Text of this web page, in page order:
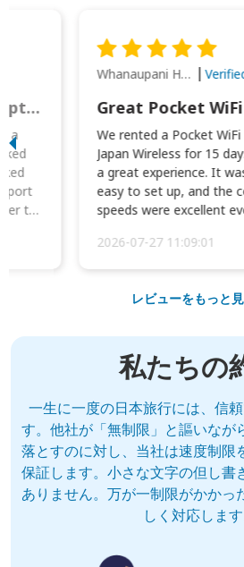
This was wonderful option to a family of four. Everything worked smoothly.
a
to
Whanaupani Henry Joseph Macown
We rented a Pocket
Japan Wireless for 15
a great experience. It
easy to set up, and the
speeds were excellent
2026-07-27 11:09:01
レビューをもっと
私たちの
一生に一度の日本旅行には、信
す。他社が「無制限」と謳いなが
落とすのに対し、当社は速度制限
保証します。小さな文字の但し書
ありません。万が一制限がかかっ
しく対応します